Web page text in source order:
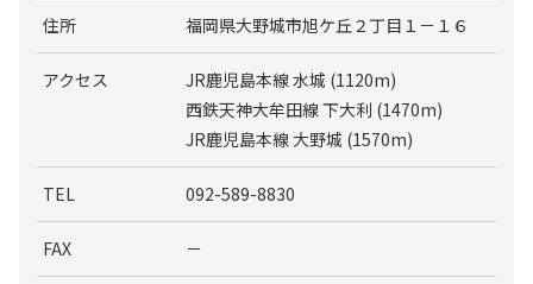
住所 福岡県大野城市旭ケ丘２丁目１－１６
アクセス
JR鹿児島本線 水城 (1120m)
西鉄天神大牟田線 下大利 (1470m)
JR鹿児島本線 大野城 (1570m)
TEL 092-589-8830
FAX －